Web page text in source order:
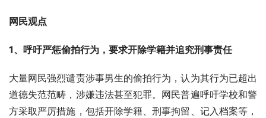
网民观点
1、 呼吁严惩偷拍行为，要求开除学籍并追究刑事责任
大量网民强烈谴责涉事男生的偷拍行为，认为其行为已超出
道德失范范畴，涉嫌违法甚至犯罪。网民普遍呼吁学校和警
方采取严厉措施，包括开除学籍、刑事拘留、记入档案等，